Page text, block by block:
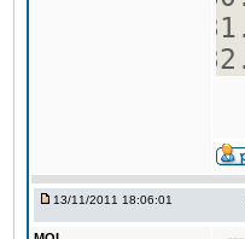
13/11/2011 18:06:01